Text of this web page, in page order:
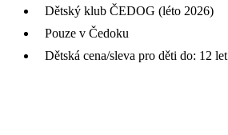
Dětský klub ČEDOG (léto 2026)
Pouze v Čedoku
Dětská cena/sleva pro děti do: 12 let